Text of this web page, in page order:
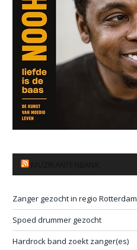
Zanger gezocht in regio Rotterdam
Spoed drummer gezocht
Hardrock band zoekt zanger(es)